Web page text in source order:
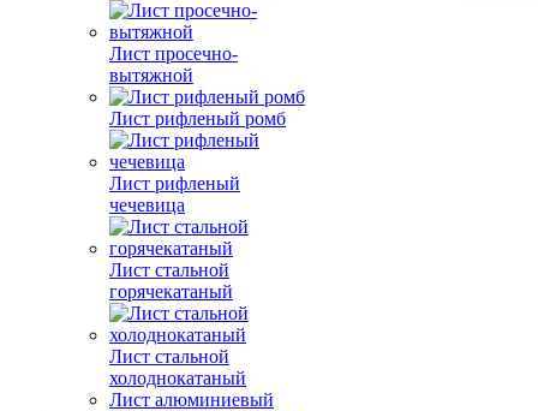
Лист просечно-
вытяжной
Лист рифленый ромб
Лист рифленый
чечевица
Лист стальной
горячекатаный
Лист стальной
холоднокатаный
Лист алюминиевый